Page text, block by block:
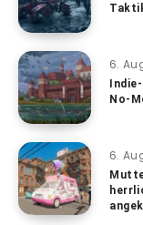
6.
No-
6.